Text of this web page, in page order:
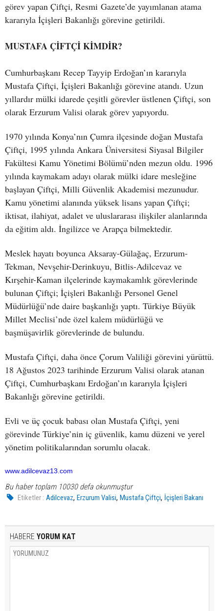
görev yapan Çiftçi, Resmi Gazete’de yayımlanan atama
kararıyla İçişleri Bakanlığı görevine getirildi.
MUSTAFA ÇİFTÇİ KİMDİR?
Cumhurbaşkanı Recep Tayyip Erdoğan’ın kararıyla
Mustafa Çiftçi, İçişleri Bakanlığı görevine atandı. Uzun
yıllardır mülki idarede çeşitli görevler üstlenen Çiftçi, son
olarak Erzurum Valisi olarak görev yapıyordu.
1970 yılında Konya’nın Çumra ilçesinde doğan Mustafa
Çiftçi, 1995 yılında Ankara Üniversitesi Siyasal Bilgiler
Fakültesi Kamu Yönetimi Bölümü’nden mezun oldu. 1996
yılında kaymakam adayı olarak mülki idare mesleğine
başlayan Çiftçi, Milli Güvenlik Akademisi mezunudur.
Kamu yönetimi alanında yüksek lisans yapan Çiftçi;
iktisat, ilahiyat, adalet ve uluslararası ilişkiler alanlarında
da eğitim aldı. İngilizce ve Arapça bilmektedir.
Meslek hayatı boyunca Aksaray-Gülağaç, Erzurum-
Tekman, Nevşehir-Derinkuyu, Bitlis-Adilcevaz ve
Kırşehir-Kaman ilçelerinde kaymakamlık görevlerinde
bulunan Çiftçi; İçişleri Bakanlığı Personel Genel
Müdürlüğü’nde daire başkanlığı yaptı. Türkiye Büyük
Millet Meclisi’nde özel kalem müdürlüğü ve
başmüşavirlik görevlerinde de bulundu.
Mustafa Çiftçi, daha önce Çorum Valiliği görevini yürüttü.
18 Ağustos 2023 tarihinde Erzurum Valisi olarak atanan
Çiftçi, Cumhurbaşkanı Erdoğan’ın kararıyla İçişleri
Bakanlığı görevine getirildi.
Evli ve üç çocuk babası olan Mustafa Çiftçi, yeni
görevinde Türkiye’nin iç güvenlik, kamu düzeni ve yerel
yönetim politikalarından sorumlu olacak.
www.adilcevaz13.com
Bu haber toplam 10030 defa okunmuştur
Etiketler : Adilcevaz,Erzurum Valisi,Mustafa Çiftçi, İçişleri Bakanı
HABERE YORUM KAT